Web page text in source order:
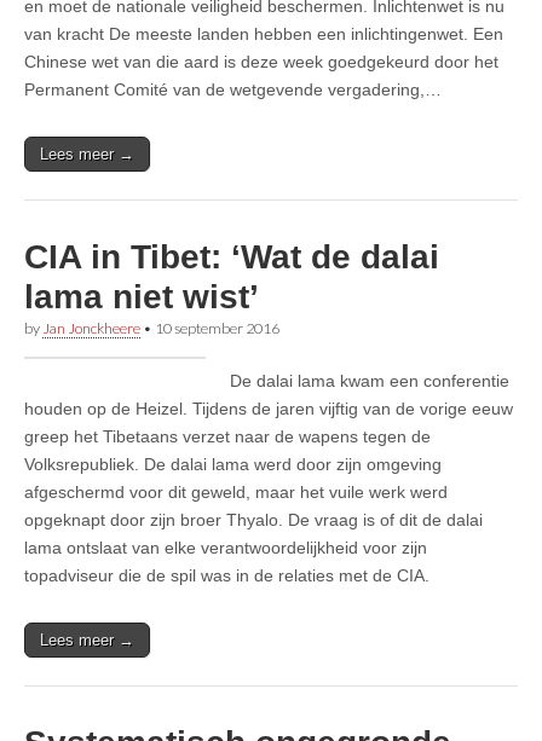
en moet de nationale veiligheid beschermen. Inlichtenwet is nu
van kracht De meeste landen hebben een inlichtingenwet. Een
Chinese wet van die aard is deze week goedgekeurd door het
Permanent Comité van de wetgevende vergadering,…
Lees meer →
CIA in Tibet: ‘Wat de dalai
lama niet wist’
by Jan Jonckheere • 10 september 2016
De dalai lama kwam een conferentie
houden op de Heizel. Tijdens de jaren vijftig van de vorige eeuw
greep het Tibetaans verzet naar de wapens tegen de
Volksrepubliek. De dalai lama werd door zijn omgeving
afgeschermd voor dit geweld, maar het vuile werk werd
opgeknapt door zijn broer Thyalo. De vraag is of dit de dalai
lama ontslaat van elke verantwoordelijkheid voor zijn
topadviseur die de spil was in de relaties met de CIA.
Lees meer →